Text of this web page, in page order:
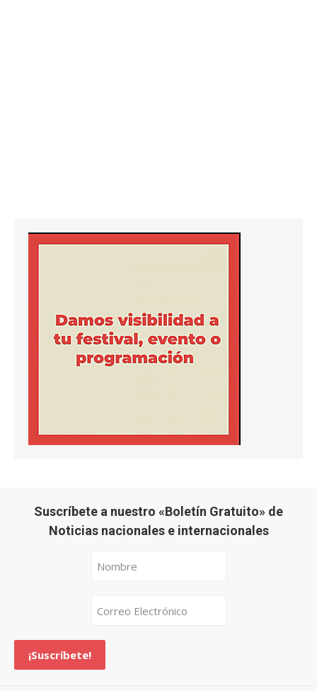
Suscríbete a nuestro «Boletín Gratuito» de
Noticias nacionales e internacionales